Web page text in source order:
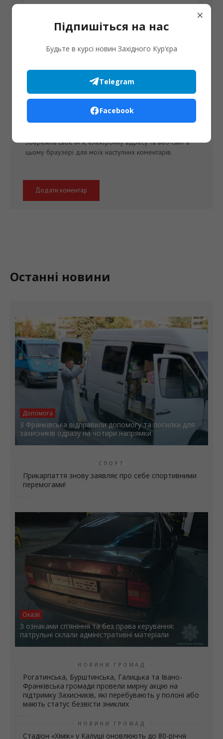
Допомога
захисників одразу на чотири напрямки
Оказії
патрульні склали адміністративні матеріали
НОВИНИ ГРОМАД
Рогатинська, Бурштинська, Галицька та Івано-
підтримку Захисників, які перебувають у полоні або
мають статус безвісти зниклих
×
Підпишіться на нас
Будьте в курсі новин Західного Кур’єра
Telegram
Facebook